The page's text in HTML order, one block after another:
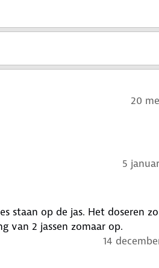
20
5
staan op de jas. Het doseren
van 2 jassen zomaar op.
14